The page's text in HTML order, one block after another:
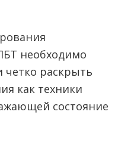
необходимо
четко раскрыть
как техники
состояние